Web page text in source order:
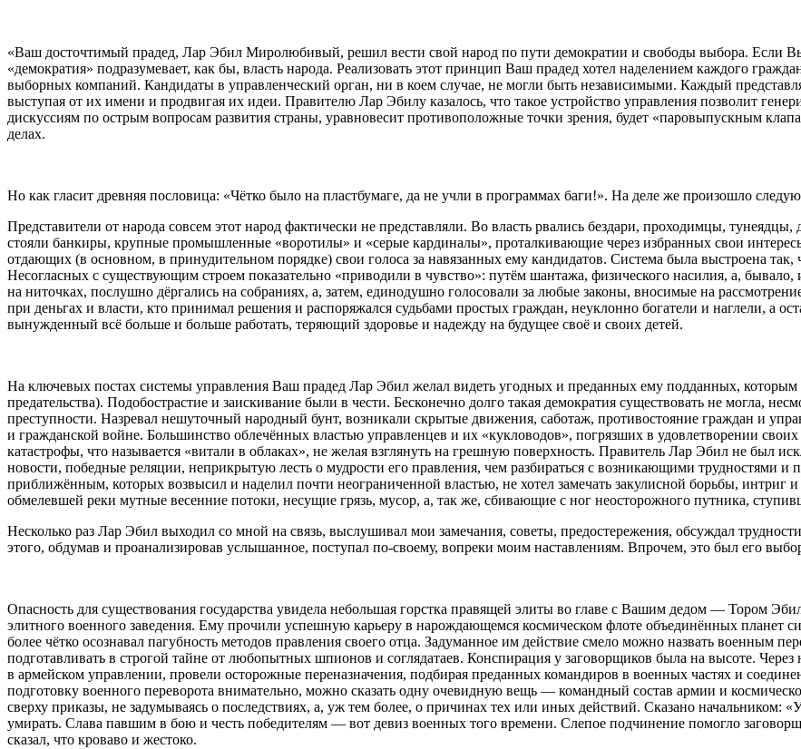
«Ваш досточтимый прадед, Лар Эбил Миролюбивый, решил вести свой народ по пути демократии и свободы выбора. Если Вы
«демократия» подразумевает, как бы, власть народа. Реализовать этот принцип Ваш прадед хотел наделением каждого
выборных компаний. Кандидаты в управленческий орган, ни в коем случае, не могли быть независимыми. Каждый
выступая от их имени и продвигая их идеи. Правителю Лар Эбилу казалось, что такое устройство управления позволит
дискуссиям по острым вопросам развития страны, уравновесит противоположные точки зрения, будет «паровыпускным
делах.
Но как гласит древняя пословица: «Чётко было на пластбумаге, да не учли в программах баги!». На деле же произошло
Представители от народа совсем этот народ фактически не представляли. Во власть рвались бездари, проходимцы,
стояли банкиры, крупные промышленные «воротилы» и «серые кардиналы», проталкивающие через избранных свои
отдающих (в основном, в принудительном порядке) свои голоса за навязанных ему кандидатов. Система была выстроена
Несогласных с существующим строем показательно «приводили в чувство»: путём шантажа, физического насилия, а, бывало,
на ниточках, послушно дёргались на собраниях, а, затем, единодушно голосовали за любые законы, вносимые на
при деньгах и власти, кто принимал решения и распоряжался судьбами простых граждан, неуклонно богатели и наглели, а
вынужденный всё больше и больше работать, теряющий здоровье и надежду на будущее своё и своих детей.
На ключевых постах системы управления Ваш прадед Лар Эбил желал видеть угодных и преданных ему подданных,
предательства). Подобострастие и заискивание были в чести. Бесконечно долго такая демократия существовать не могла,
преступности. Назревал нешуточный народный бунт, возникали скрытые движения, саботаж, противостояние граждан и
и гражданской войне. Большинство облечённых властью управленцев и их «кукловодов», погрязших в удовлетворении
катастрофы, что называется «витали в облаках», не желая взглянуть на грешную поверхность. Правитель Лар Эбил не был
новости, победные реляции, неприкрытую лесть о мудрости его правления, чем разбираться с возникающими трудностями и
приближённым, которых возвысил и наделил почти неограниченной властью, не хотел замечать закулисной борьбы,
обмелевшей реки мутные весенние потоки, несущие грязь, мусор, а, так же, сбивающие с ног неосторожного путника,
Несколько раз Лар Эбил выходил со мной на связь, выслушивал мои замечания, советы, предостережения, обсуждал
этого, обдумав и проанализировав услышанное, поступал по-своему, вопреки моим наставлениям. Впрочем, это был его
Опасность для существования государства увидела небольшая горстка правящей элиты во главе с Вашим дедом — Тором
элитного военного заведения. Ему прочили успешную карьеру в нарождающемся космическом флоте объединённых планет
более чётко осознавал пагубность методов правления своего отца. Задуманное им действие смело можно назвать военным
подготавливать в строгой тайне от любопытных шпионов и соглядатаев. Конспирация у заговорщиков была на высоте.
в армейском управлении, провели осторожные переназначения, подбирая преданных командиров в военных частях и
подготовку военного переворота внимательно, можно сказать одну очевидную вещь — командный состав армии и
сверху приказы, не задумываясь о последствиях, а, уж тем более, о причинах тех или иных действий. Сказано начальником:
умирать. Слава павшим в бою и честь победителям — вот девиз военных того времени. Слепое подчинение помогло
сказал, что кроваво и жестоко.